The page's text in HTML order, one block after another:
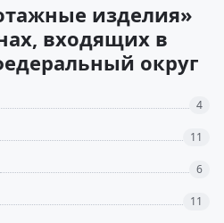
изделия»
входящих в
округ
4
11
6
11